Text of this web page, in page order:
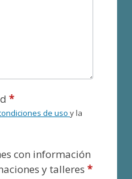
*
de usoy la
con información
y talleres*